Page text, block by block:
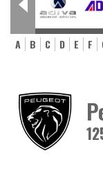
A B C D E F